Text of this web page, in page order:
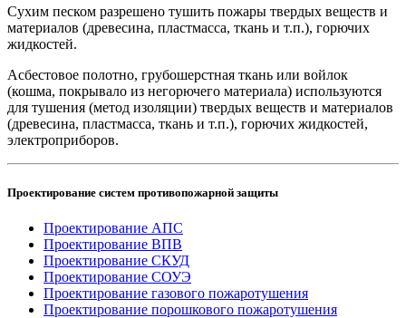
Сухим песком разрешено тушить пожары твердых веществ и
материалов (древесина, пластмасса, ткань и т.п.), горючих
жидкостей.
Асбестовое полотно, грубошерстная ткань или войлок
(кошма, покрывало из негорючего материала) используются
для тушения (метод изоляции) твердых веществ и материалов
(древесина, пластмасса, ткань и т.п.), горючих жидкостей,
электроприборов.
Проектирование систем противопожарной защиты
Проектирование АПС
Проектирование ВПВ
Проектирование СКУД
Проектирование СОУЭ
Проектирование газового пожаротушения
Проектирование порошкового пожаротушения